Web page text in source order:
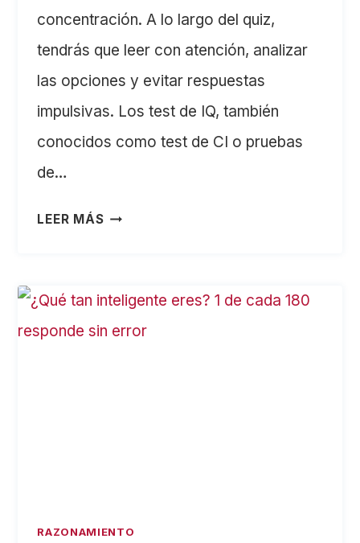
concentración. A lo largo del quiz,
tendrás que leer con atención, analizar
las opciones y evitar respuestas
impulsivas. Los test de IQ, también
conocidos como test de CI o pruebas
de…
LEER MÁS TEST
RÁPIDA
DE
RAZONAMIENTO